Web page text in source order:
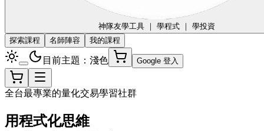
神隊友學工具 ｜ 學程式 ｜ 學投資
探索課程
名師陣容 我的課程
目前主題：淺色 Google 登入
全台最專業的量化交易學習社群
用程式化思維